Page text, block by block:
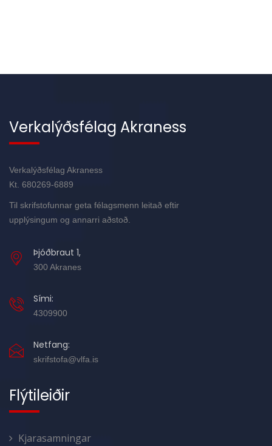
Verkalýðsfélag Akraness
Verkalýðsfélag Akraness
Kt. 680269-6889
Til skrifstofunnar geta félagsmenn leitað eftir
upplýsingum og annarri aðstoð.
Þjóðbraut 1,
300 Akranes
Sími:
4309900
Netfang:
skrifstofa@vlfa.is
Flýtileiðir
Kjarasamningar